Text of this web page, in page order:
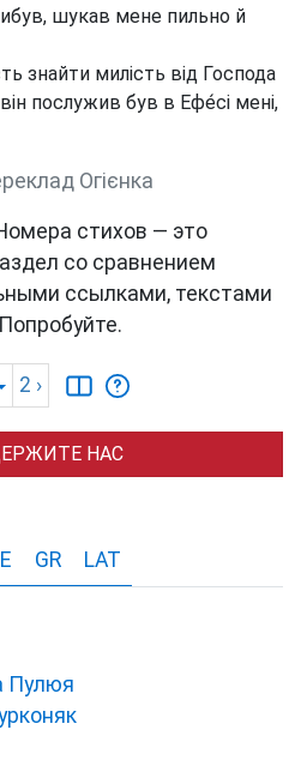
шукав мене пильно й
знайти милість від Господа
послужив був в Ефе́сі мені,
Огієнка
стихов — это
со сравнением
ссылками, текстами
2 ›
НАС
GR LAT
Пулюя